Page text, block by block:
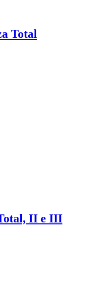
Total
II e III